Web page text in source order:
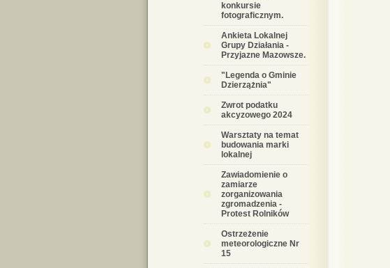
konkursie
fotograficznym.
Ankieta Lokalnej
Grupy Działania -
Przyjazne Mazowsze.
"Legenda o Gminie
Dzierzążnia"
Zwrot podatku
akcyzowego 2024
Warsztaty na temat
budowania marki
lokalnej
Zawiadomienie o
zamiarze
zorganizowania
zgromadzenia -
Protest Rolników
Ostrzeżenie
meteorologiczne Nr
15